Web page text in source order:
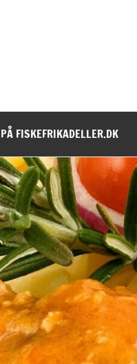
FISKEFRIKADELLER.DK